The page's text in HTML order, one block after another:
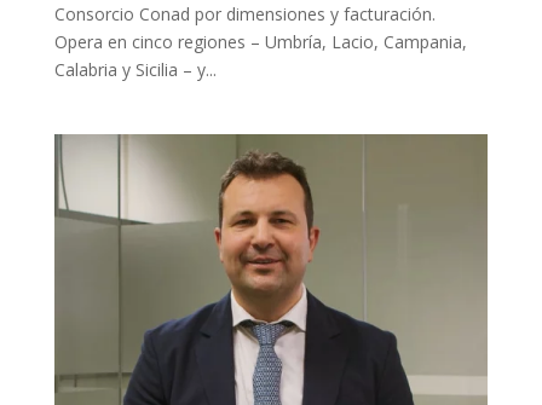
Consorcio Conad por dimensiones y facturación.
Opera en cinco regiones – Umbría, Lacio, Campania,
Calabria y Sicilia – y...